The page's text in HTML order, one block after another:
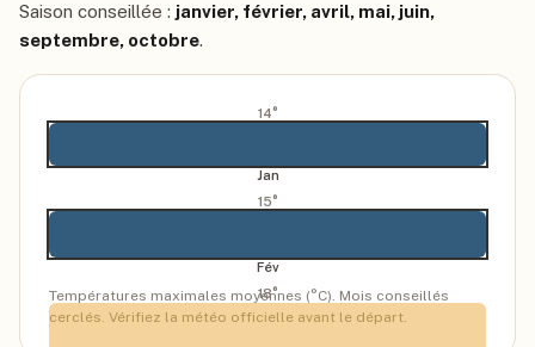
Saison conseillée : janvier, février, avril, mai, juin,
septembre, octobre.
14°
Jan
15°
Fév
18°
Températures maximales moyennes (°C). Mois conseillés
cerclés. Vérifiez la météo officielle avant le départ.